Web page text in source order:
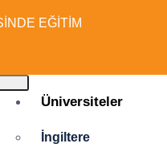
EĞİTİM
Üniversiteler
İngiltere